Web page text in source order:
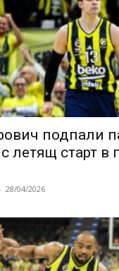
подпали
летящ старт в
- 28/04/2026